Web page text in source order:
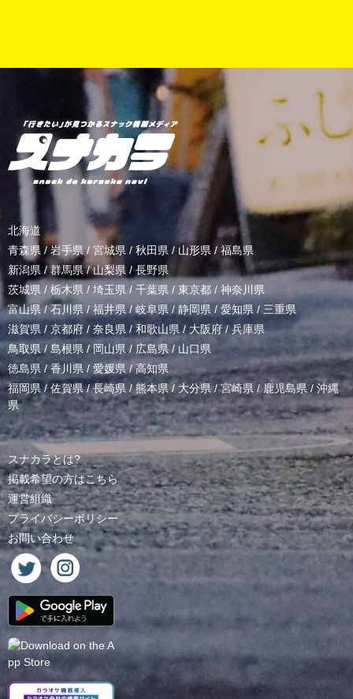
北海道
青森県 /岩手県/ 宮城県 / 秋田県 / 山形県 / 福島県
新潟県 /群馬県/山梨県 / 長野県
茨城県 / 栃木県 / 埼玉県 / 千葉県 / 東京都 / 神奈川県
富山県 /石川県 / 福井県/岐阜県 / 静岡県 / 愛知県 / 三重県
滋賀県 / 京都府 / 奈良県 / 和歌山県 / 大阪府 /兵庫県
鳥取県 / 島根県 /岡山県/ 広島県 / 山口県
徳島県 /香川県 / 愛媛県/高知県
福岡県 / 佐賀県/長崎県 /熊本県 / 大分県/宮崎県 / 鹿児島県 / 沖縄
県
スナカラとは?
掲載希望の方はこちら
運営組織
プライバシーポリシー
お問い合わせ